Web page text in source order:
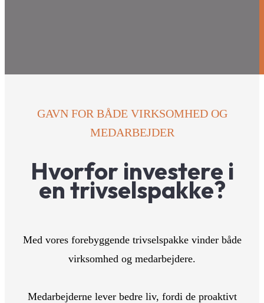
GAVN FOR BÅDE VIRKSOMHED OG
MEDARBEJDER
Hvorfor investere i
en trivselspakke?
Med vores forebyggende trivselspakke vinder både
virksomhed og medarbejdere.
Medarbejderne lever bedre liv, fordi de proaktivt